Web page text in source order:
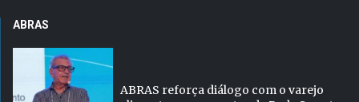
ABRAS
ABRAS reforça diálogo com o varejo